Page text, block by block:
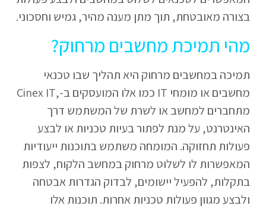
בצורה מאובטחת, תוך מתן מענה מהיר, גמיש וחסכוני.
מהי תמיכת מחשבים מרחוק?
תמיכה במחשבים מרחוק היא תהליך שבו טכנאי
מחשבים או מומחי IT כמו אלו המועסקים ב-,Cinex IT
מתחברים למחשב או לשרת של המשתמש דרך
האינטרנט, על מנת לפתור בעיות טכניות או לבצע
פעולות תחזוקה. המומחה משתמש בתוכנות ייעודיות
המאפשרות לו לשלוט מרחוק במחשב הלקוח, לצפות
בתקלות, להפעיל יישומים, לבדוק הגדרות אבטחה
ולבצע מגוון פעולות טכניות אחרות. תוכנות אלו